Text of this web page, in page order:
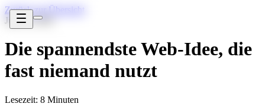
Zurück zur Übersicht
Jun 30, 2026
Die spannendste Web-Idee, die
fast niemand nutzt
Lesezeit: 8 Minuten